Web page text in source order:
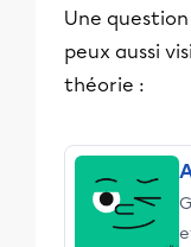
Une
peux aussi
théorie :